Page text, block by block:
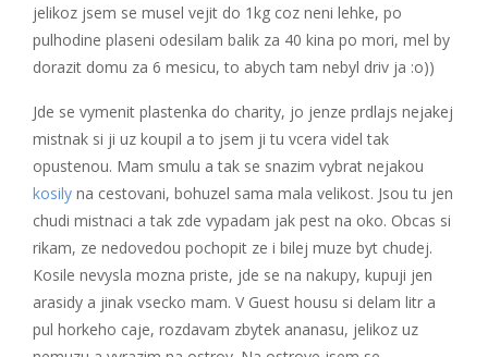
jelikoz jsem se musel vejit do 1kg coz neni lehke, po
pulhodine plaseni odesilam balik za 40 kina po mori, mel by
dorazit domu za 6 mesicu, to abych tam nebyl driv ja :o))
Jde se vymenit plastenka do charity, jo jenze prdlajs nejakej
mistnak si ji uz koupil a to jsem ji tu vcera videl tak
opustenou. Mam smulu a tak se snazim vybrat nejakou
kosily na cestovani, bohuzel sama mala velikost. Jsou tu jen
chudi mistnaci a tak zde vypadam jak pest na oko. Obcas si
rikam, ze nedovedou pochopit ze i bilej muze byt chudej.
Kosile nevysla mozna priste, jde se na nakupy, kupuji jen
arasidy a jinak vsecko mam. V Guest housu si delam litr a
pul horkeho caje, rozdavam zbytek ananasu, jelikoz uz